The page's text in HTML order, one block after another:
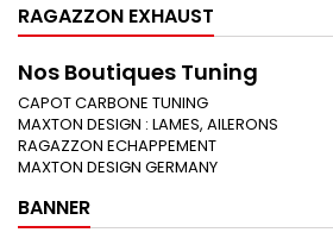
RAGAZZON EXHAUST
Nos Boutiques Tuning
CAPOT CARBONE TUNING
MAXTON DESIGN : LAMES, AILERONS
RAGAZZON ECHAPPEMENT
MAXTON DESIGN GERMANY
BANNER